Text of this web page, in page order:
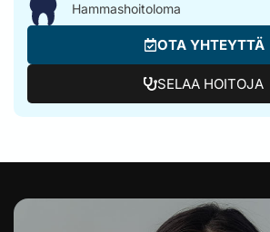
Hammashoitoloma
OTA YHTEYTTÄ
SELAA HOITOJA